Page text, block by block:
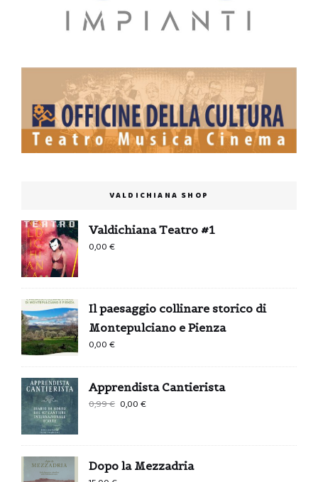
VALDICHIANA SHOP
Valdichiana Teatro #1
0,00€
Il paesaggio collinare storico di
Montepulciano e Pienza
0,00€
Apprendista Cantierista
0,99€
era:
0,99 €.
0,00€
è:
0,00 €.
Dopo la Mezzadria